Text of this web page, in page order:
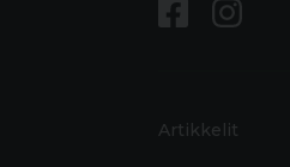
Artikkelit